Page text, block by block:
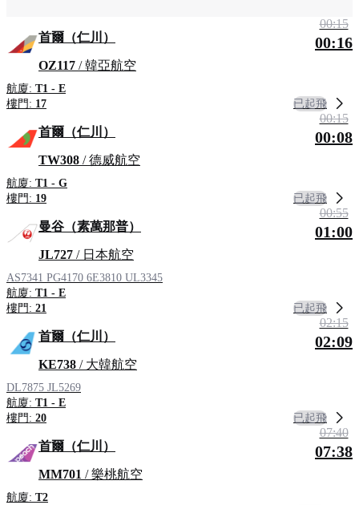
首爾（仁川）
OZ117 / 韓亞航空
航廈: T1 - E
樓門: 17
00:15
00:16
已起飛
首爾（仁川）
TW308 / 德威航空
航廈: T1 - G
樓門: 19
00:15
00:08
已起飛
曼谷（素萬那普）
JL727 / 日本航空
AS7341 PG4170 6E3810 UL3345
航廈: T1 - E
樓門: 21
00:55
01:00
已起飛
首爾（仁川）
KE738 / 大韓航空
DL7875 JL5269
航廈: T1 - E
樓門: 20
02:15
02:09
已起飛
首爾（仁川）
MM701 / 樂桃航空
航廈: T2
07:40
07:38